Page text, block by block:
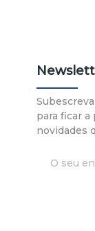
para ficar a
novidades